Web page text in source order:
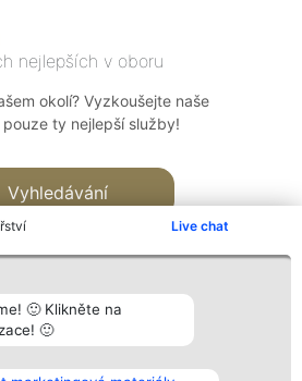
Live chat
🙂 Klikněte na
🙂
nejlepších v oboru
okolí? Vyzkoušejte naše
ty nejlepší služby!
Vyhledávání
Vítězové
Kontakt